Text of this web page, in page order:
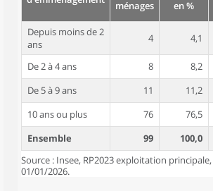
ménages
en %
Depuis moins de 2
ans
4 4,1
De 2 à 4 ans 8 8,2
De 5 à 9 ans
11 11,2
10 ans ou plus
76 76,5
Ensemble
99 100,0
Source : Insee, RP2023 exploitation
01/01/2026.